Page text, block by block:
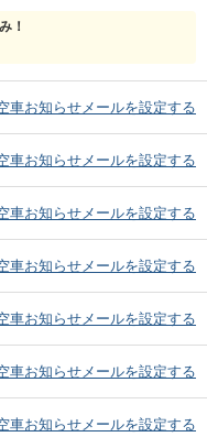
！
車お知らせメールを設定する
車お知らせメールを設定する
車お知らせメールを設定する
車お知らせメールを設定する
車お知らせメールを設定する
車お知らせメールを設定する
車お知らせメールを設定する